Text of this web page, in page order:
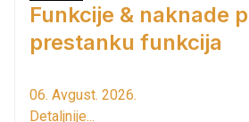
Funkcije & naknade
prestanku funkcija
06. Avgust. 2026.
Detaljnije...